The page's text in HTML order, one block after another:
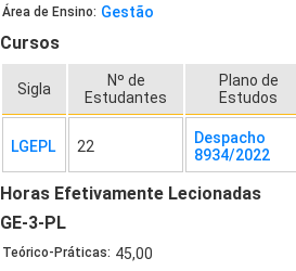
Área de Ensino: Gestão
Cursos
Sigla
Nº de
Estudantes
Plano de
Estudos
LGEPL 22
Despacho
8934/2022
Horas Efetivamente Lecionadas
GE-3-PL
Teórico-Práticas: 45,00